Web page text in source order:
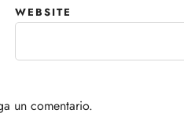
WEBSITE
un comentario.